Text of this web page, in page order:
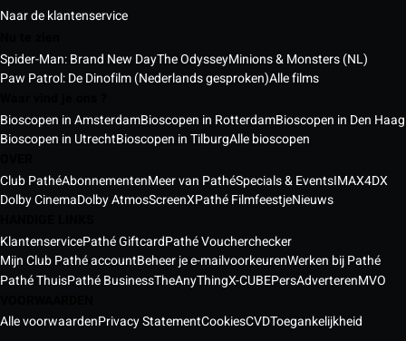
Naar de klantenservice
Spider-Man: Brand New DayThe OdysseyMinions & Monsters (NL)
Paw Patrol: De Dinofilm (Nederlands gesproken)Alle films
Bioscopen in AmsterdamBioscopen in RotterdamBioscopen in Den Haag
Bioscopen in UtrechtBioscopen in TilburgAlle bioscopen
Club PathéAbonnementenMeer van PathéSpecials & EventsIMAX4DX
Dolby CinemaDolby AtmosScreenXPathé FilmfeestjeNieuws
KlantenservicePathé GiftcardPathé Voucherchecker
Mijn Club Pathé accountBeheer je e-mailvoorkeurenWerken bij Pathé
Pathé ThuisPathé BusinessTheAnyThingX-CUBEPersAdverterenMVO
Alle voorwaardenPrivacy StatementCookiesCVDToegankelijkheid